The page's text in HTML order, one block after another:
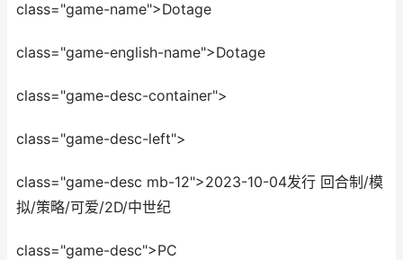
class="game-name">Dotage
class="game-english-name">Dotage
class="game-desc-container">
class="game-desc-left">
class="game-desc mb-12">2023-10-04发行 回合制/模
拟/策略/可爱/2D/中世纪
class="game-desc">PC